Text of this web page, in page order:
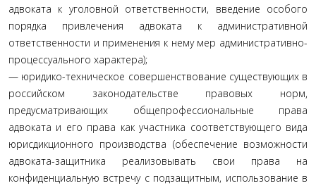
адвоката к уголовной ответственности, введение особого
порядка привлечения адвоката к административной
ответственности и применения к нему мер административно-
процессуального характера);
— юридико-техническое совершенствование существующих в
российском законодательстве правовых норм,
предусматривающих общепрофессиональные права
адвоката и его права как участника соответствующего вида
юрисдикционного производства (обеспечение возможности
адвоката-защитника реализовывать свои права на
конфиденциальную встречу с подзащитным, использование в